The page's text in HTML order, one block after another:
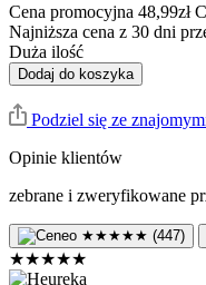
Cena promocyjna 48,99zł
Najniższa cena z 30 dni
Duża ilość
Dodaj do koszyka
Podziel się ze
Opinie klientów
zebrane i zweryfikowane
★★★★★ (447)
★★★★★